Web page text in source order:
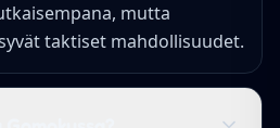
mutta
taktiset mahdollisuudet.